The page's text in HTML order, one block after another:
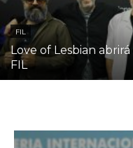
FIL
Love of Lesbian
FIL